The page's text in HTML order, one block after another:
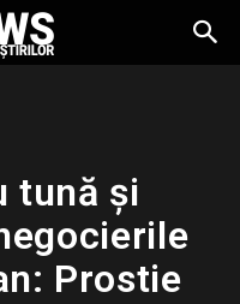
tună și
Prostie